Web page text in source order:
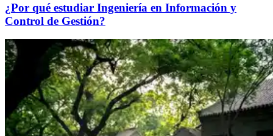
¿Por qué estudiar Ingeniería en Información y
Control de Gestión?